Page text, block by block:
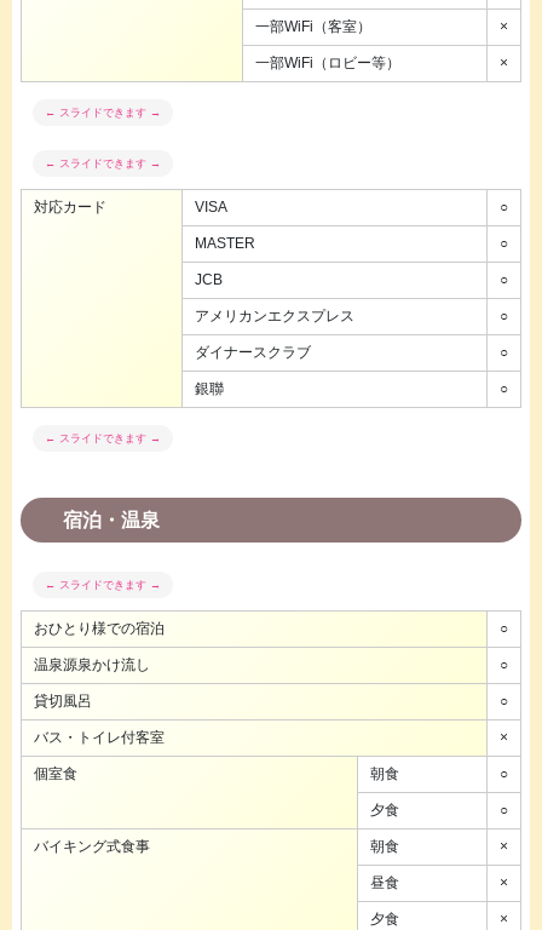
一部WiFi（客室） ×
一部WiFi（ロビー等） ×
対応カード VISA ○
MASTER ○
JCB ○
アメリカンエクスプレス ○
ダイナースクラブ ○
銀聯 ○
宿泊・温泉
おひとり様での宿泊 ○
温泉源泉かけ流し ○
貸切風呂 ○
バス・トイレ付客室 ×
個室食 朝食 ○
夕食 ○
バイキング式食事 朝食 ×
昼食 ×
夕食 ×